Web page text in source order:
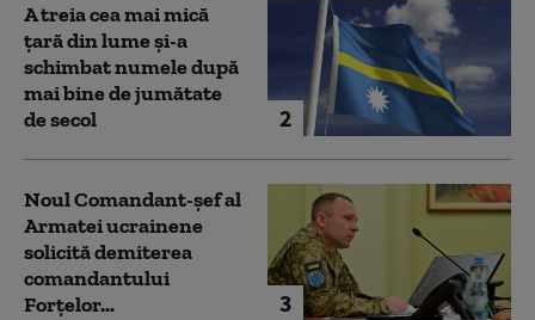
2
A treia cea mai mică
țară din lume și-a
schimbat numele după
mai bine de jumătate
de secol
3
Noul Comandant-șef al
Armatei ucrainene
solicită demiterea
comandantului
Forțelor...